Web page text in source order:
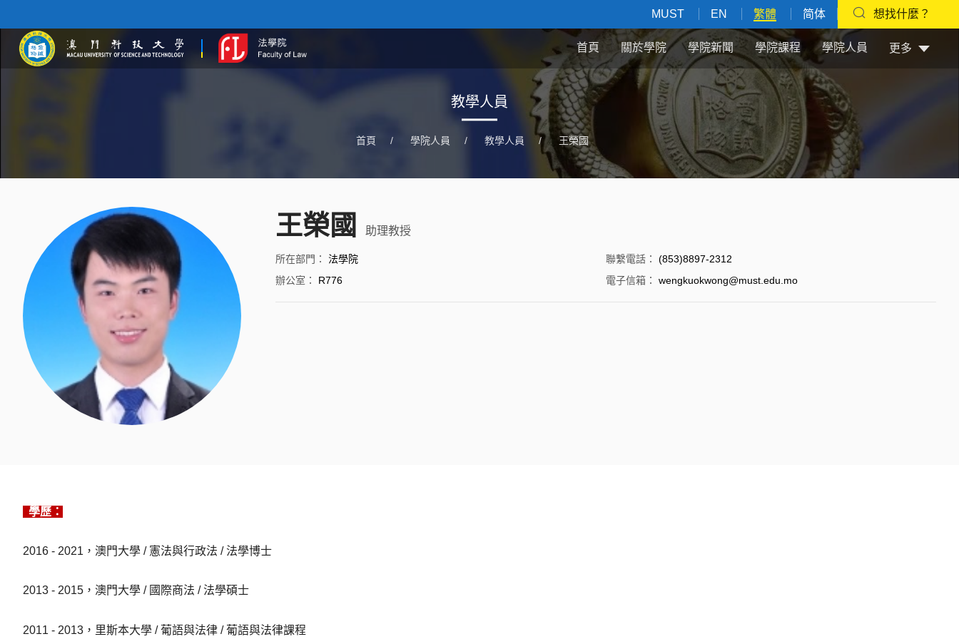
MUST EN 繁體 简体 想找什麼？
首頁 關於學院 學院新聞 學院課程 學院人員 更多
教學人員
首頁 / 學院人員 / 教學人員 / 王榮國
王榮國 助理教授
所在部門 ： 法學院 聯繫電話 ：
(853)8897-2312
辦公室 ： R776 電子信箱 ： wengkuokwong@must.edu.mo
學歷：
2016 - 2021，澳門大學 / 憲法與行政法 / 法學博士
2013 - 2015，澳門大學 / 國際商法 / 法學碩士
2011 - 2013，里斯本大學 / 葡語與法律 / 葡語與法律課程